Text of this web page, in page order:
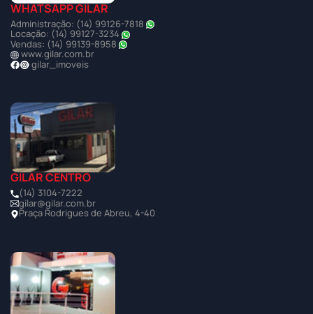
WHATSAPP GILAR
Administração: (14) 99126-7818
Locação: (14) 99127-3234
Vendas: (14) 99139-8958
www.gilar.com.br
gilar_imoveis
GILAR CENTRO
(14) 3104-7222
gilar@gilar.com.br
Praça Rodrigues de Abreu, 4-40